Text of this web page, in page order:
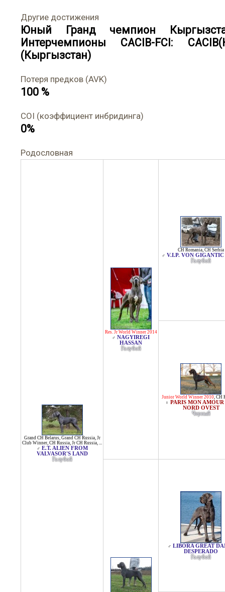
Другие достижения
Юный Гранд чемпион
Интерчемпионы CACIB-FCI:
(Кыргызстан)
Потеря предков (AVK)
100 %
COI (коэффициент инбридинга)
0%
Родословная
Grand CH Belarus, Grand CH Russia, Jr
Club Winner, CH Russia, Jr CH Russia, ...
♂ E.T. ALIEN FROM
VALVASOR'S LAND
Голубой
Res. Jr World Winner 2014
♂ NAGYIREGI
HASSAN
Голубой
CH Romania, CH Serbia
♂ V.I.P. VON GIGANTIC
Голубой
Junior World Winner 2010, CH
♀ PARIS MON
NORD OVEST
Черный
♂ LIBORA GREAT
DESPERADO
Голубой